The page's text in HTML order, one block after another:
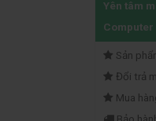
Yên tâm
Computer
Sản
Đổi trả
Mua